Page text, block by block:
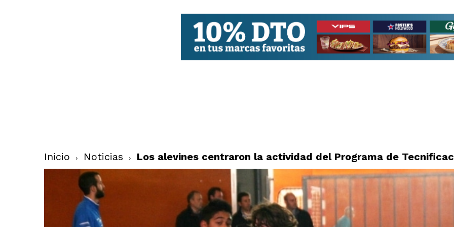
Inicio Noticias Los alevines centraron la actividad del Programa de